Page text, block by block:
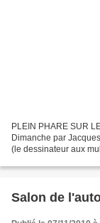
PLEIN PHARE SUR
Dimanche par
(le dessinateur aux
Salon de